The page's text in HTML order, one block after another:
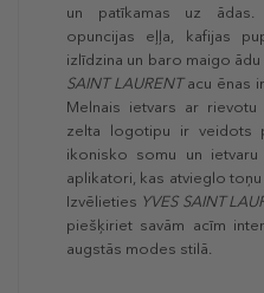
un patīkamas uz ādas.
opuncijas eļļa, kafijas
izlīdzina un baro maigo
SAINT LAURENTacu ēnas
Melnais ietvars ar rievotu
zelta logotipu ir veidots
ikonisko somu un
aplikatori, kas atvieglo toņu
Izvēlieties YVES SAINT
piešķiriet savām acīm
augstās modes stilā.